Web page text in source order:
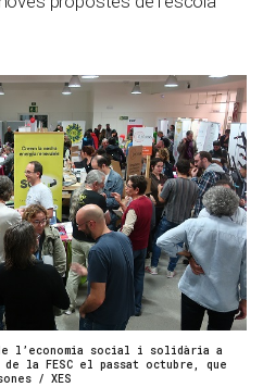
l’economia social i solidària a
la FESC el passat octubre, que
/ XES